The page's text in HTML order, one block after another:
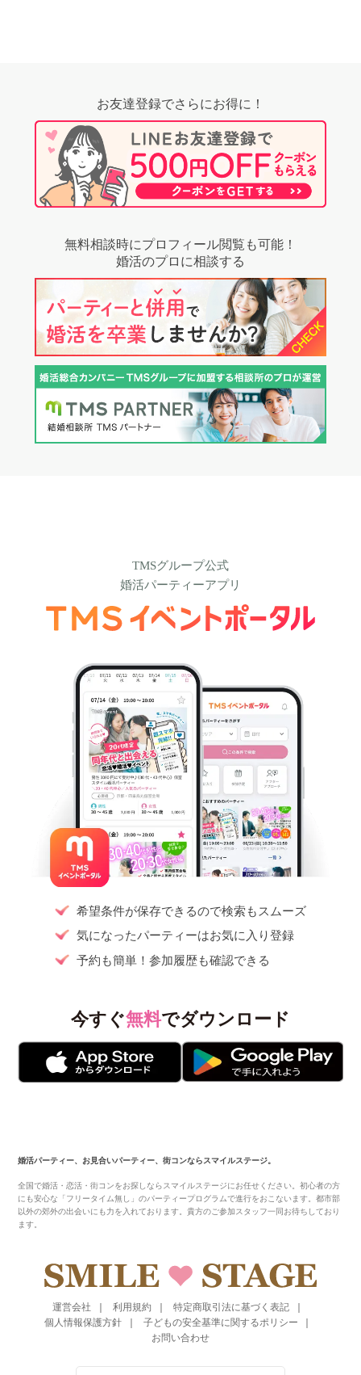
お友達登録でさらにお得に！
無料相談時にプロフィール閲覧も可能！
婚活のプロに相談する
TMSグループ公式
婚活パーティーアプリ
希望条件が保存できるので検索もスムーズ
気になったパーティーはお気に入り登録
予約も簡単！参加履歴も確認できる
今すぐ無料でダウンロード
婚活パーティー、お見合いパーティー、街コンならスマイルステージ。
全国で婚活・恋活・街コンをお探しならスマイルステージにお任せください。初心者の方
にも安心な「フリータイム無し」のパーティープログラムで進行をおこないます。都市部
以外の郊外の出会いにも力を入れております。貴方のご参加スタッフ一同お待ちしており
ます。
運営会社 利用規約
特定商取引法に基づく表記
個人情報保護方針
子どもの安全基準に関するポリシー
お問い合わせ